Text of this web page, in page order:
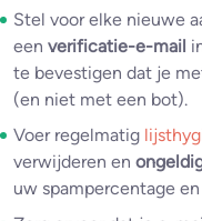
Stel voor elke nieuwe
een verificatie-e-mail
te bevestigen dat je
(en niet met een bot).
Voer regelmatig
verwijderen en
uw spampercentage